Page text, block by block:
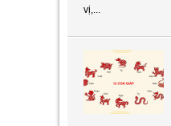
vị,...